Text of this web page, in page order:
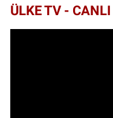
ÜLKE TV - CANLI